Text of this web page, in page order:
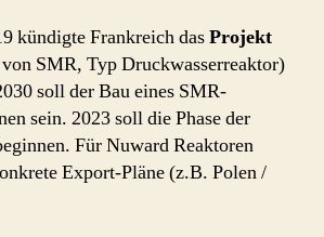
kündigte Frankreich dasProjekt
SMR, Typ Druckwasserreaktor)
soll der Bau eines SMR-
sein. 2023 soll die Phase der
Für Nuward Reaktoren
Export-Pläne (z.B. Polen /